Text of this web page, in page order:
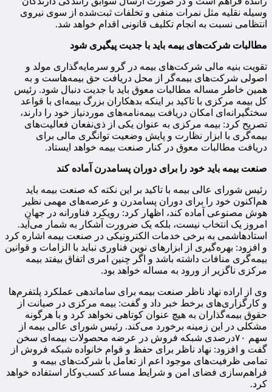
وسیله نقلیه مثل نمرات منفی و تخلفات ثبت‌شده از سوی نیروی
انتظامی نسبت به انجام تکلیف قانونی اقدام خواهد شد.
مطالبات شرکت‌های بیمه باید با جدیت پیگیری شود
تقویت بنیه مالی شرکت‌های بیمه در گرو سرمایه‌گذاری مولد و
اصولی شرکت‌های بیمه‌گر از محل دریافت حق بیمه‌هاست و به
همین خاطر مساله مطالبات معوق باید با جدیت دنبال شود. رئیس
کل بیمه مرکزی با تاکید بر اینکه بدهکاران بزرگ بیمه‌ای با قواعد
سختگیرانه‌ای امکان دریافت بیمه‌نامه‌های موردنیاز خود را دارند،
تصریح کرد: بیمه مرکزی به عنوان یکی از ذی‌نفعان فعالیت‌های
بیمه‌گری با ابزار نظارت و پایش وضعیت توانگری مالی برای
دریافت مطالبات معوق در کنار صنعت بیمه خواهد ایستاد.
صنعت بیمه باید خود را برای دوران پسامدرن آماده کند
رئیس شورای عالی بیمه با تاکید بر این نکته که صنعت بیمه باید
هم‌اکنون خود را برای دوران پسامدرن و عرصه‌های مهمی نظیر
هوش مصنوعی آماده کند، اظهار کرد: رویکرد فناورانه در جهان
امروز یک انتخاب نیست، بلکه یک ضرورت آشکار به شمار می‌آید.
استادهاشمی به برخی خدمات الکترونیکی در صنعت بیمه اشاره کرد
و افزود: بهره‌گیری از ابزارهای نوین فناوری نباید با الزامات و قوانین
بیمه‌گری منافات داشته باشد و اگر چنین امری اتفاق بیفتد بیمه
مرکزی ناگزیر از ورود به مساله خواهد بود.
وی از اراده نهاد ناظر صنعت بیمه برای ساماندهی عملکرد پلتفرم‌ها
و کارگزاری‌های برخط خبر داد و گفت: بیمه مرکزی در صیانت از
حقوق بیمه‌گذاران به هیچ عنوان کوتاهی نخواهد کرد و با هرگونه
مشکلی در این زمینه برخورد می‌کند. رئیس شورای عالی بیمه از
سهم ۷۰درصدی شبکه فروش در عرضه محصولات بیمه‌ای سخن
گفت و افزود: نهاد ناظر برای حفظ و قوام خانواده شبکه فروش از
تمامی ظرفیت‌های موجود اعم از تعامل با شرکت‌های بیمه و
فراهم‌سازی فضای امن و شرایط مساعد کسب‌وکار استفاده خواهد
کرد.